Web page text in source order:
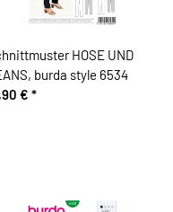
HOSE UND
burda style 6534
€ *